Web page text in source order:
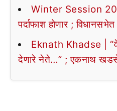
Winter Session
पर्दाफाश होणार ; विधानसभेत
Eknath Khadse |
देणारे नेते…” ; एकनाथ